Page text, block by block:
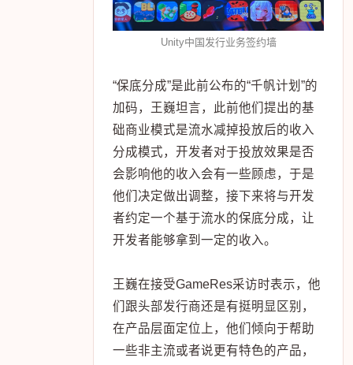
Unity中国发行业务签约墙
“保底分成”是此前公布的“千帆计划”的
加码，王巍坦言，此前他们提出的基
础商业模式是流水减掉投放后的收入
分成模式，开发者对于投放效果是否
会影响他的收入会有一些顾虑，于是
他们决定做出调整，接下来将与开发
者约定一个基于流水的保底分成，让
开发者能够拿到一定的收入。
王巍在接受GameRes采访时表示，他
们跟头部发行商还是有挺明显区别，
在产品层面定位上，他们倾向于帮助
一些非主流或者说更有特色的产品，